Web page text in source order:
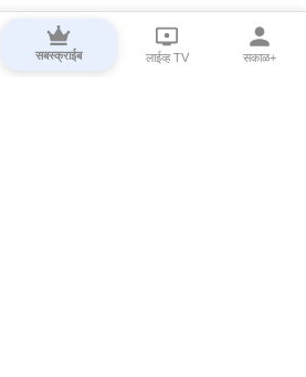
सबस्क्राईब लाईव्ह TV सकाळ+